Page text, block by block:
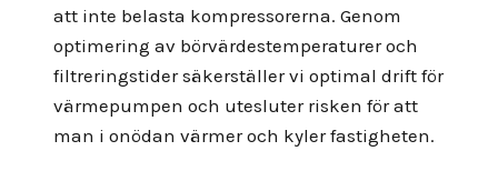
att inte belasta kompressorerna. Genom
optimering av börvärdestemperaturer och
filtreringstider säkerställer vi optimal drift för
värmepumpen och utesluter risken för att
man i onödan värmer och kyler fastigheten.